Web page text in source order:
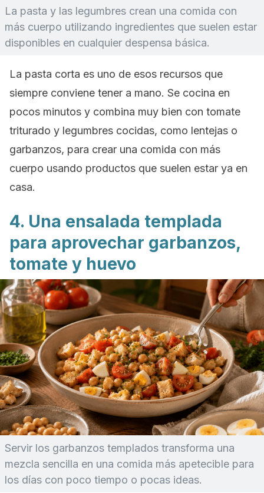
La pasta y las legumbres crean una comida con
más cuerpo utilizando ingredientes que suelen estar
disponibles en cualquier despensa básica.
La pasta corta es uno de esos recursos que
siempre conviene tener a mano. Se cocina en
pocos minutos y combina muy bien con tomate
triturado y legumbres cocidas, como lentejas o
garbanzos, para crear una comida con más
cuerpo usando productos que suelen estar ya en
casa.
4. Una ensalada templada
para aprovechar garbanzos,
tomate y huevo
Servir los garbanzos templados transforma una
mezcla sencilla en una comida más apetecible para
los días con poco tiempo o pocas ideas.